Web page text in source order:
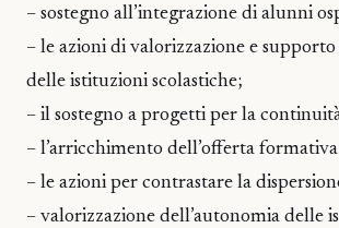
– sostegno all’integrazione di alunni
– le azioni di valorizzazione e
delle istituzioni scolastiche;
– il sostegno a progetti per la
– l’arricchimento dell’offerta
– le azioni per contrastare la
– valorizzazione dell’autonomia delle